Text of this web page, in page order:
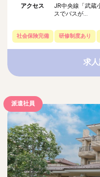
アクセス
JR中央線「武蔵
スでバスが...
社会保険完備 研修制度あり
求
派遣社員